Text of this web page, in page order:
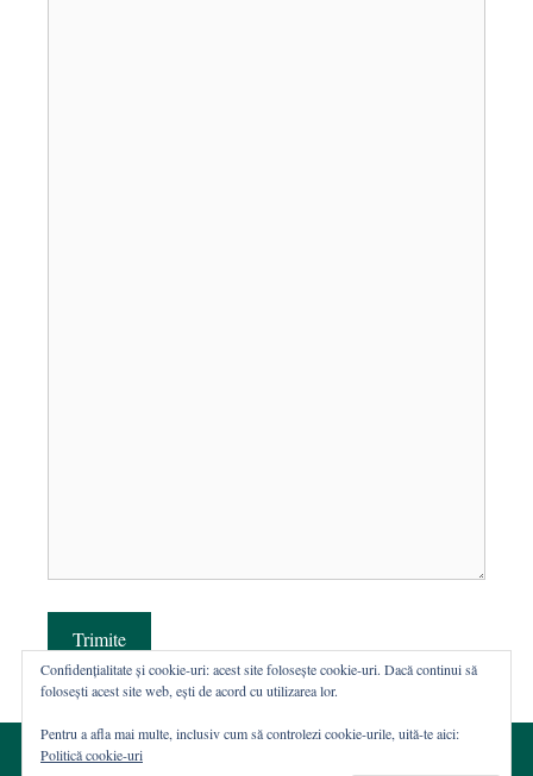
Trimite
Confidențialitate și cookie-uri: acest site folosește cookie-uri. Dacă continui să
folosești acest site web, ești de acord cu utilizarea lor.
Pentru a afla mai multe, inclusiv cum să controlezi cookie-urile, uită-te aici:
Politică cookie-uri